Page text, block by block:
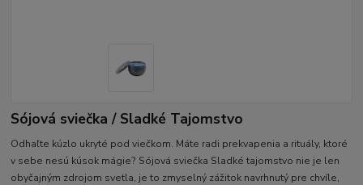
Sójová sviečka / Sladké Tajomstvo
Odhaľte kúzlo ukryté pod viečkom. Máte radi prekvapenia a rituály, ktoré
v sebe nesú kúsok mágie? Sójová sviečka Sladké tajomstvo nie je len
obyčajným zdrojom svetla, je to zmyselný zážitok navrhnutý pre chvíle,